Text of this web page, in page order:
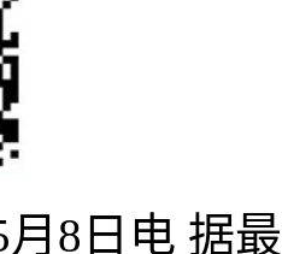
月8日电 据